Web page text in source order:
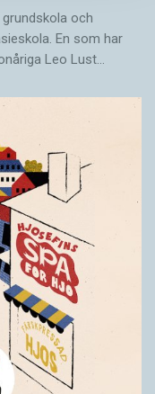
och
En som har
Leo Lust…